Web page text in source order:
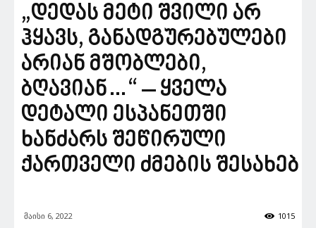
„დედას მეტი შვილი არ
ჰყავს, განადგურებულები
არიან მშობლები,
ბღავიან…“ – ყველა
დეტალი ესპანეთში
ხანძარს შეწირული
ქართველი ძმების შესახებ
მაისი 6, 2022 1015